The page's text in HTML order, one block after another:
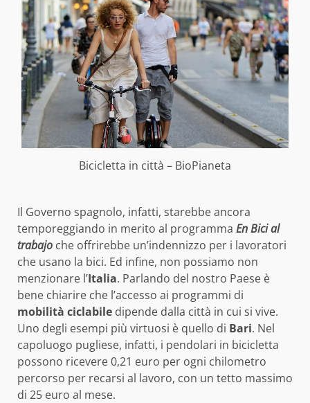
Bicicletta in città – BioPianeta
Il Governo spagnolo, infatti, starebbe ancora
temporeggiando in merito al programma En Bici al
trabajo che offrirebbe un’indennizzo per i lavoratori
che usano la bici. Ed infine, non possiamo non
menzionare l’Italia. Parlando del nostro Paese è
bene chiarire che l’accesso ai programmi di
mobilità ciclabile dipende dalla città in cui si vive.
Uno degli esempi più virtuosi è quello di Bari. Nel
capoluogo pugliese, infatti, i pendolari in bicicletta
possono ricevere 0,21 euro per ogni chilometro
percorso per recarsi al lavoro, con un tetto massimo
di 25 euro al mese.